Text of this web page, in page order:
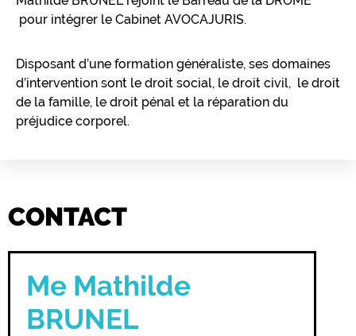
pour intégrer le Cabinet AVOCAJURIS.
Disposant d’une formation généraliste, ses domaines
d’intervention sont le droit social, le droit civil, le droit
de la famille, le droit pénal et la réparation du
préjudice corporel.
CONTACT
Me Mathilde
BRUNEL